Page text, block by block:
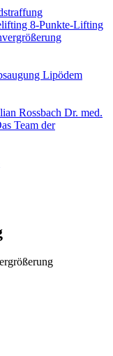
8-Punkte-Lifting
Lipödem
Rossbach Dr. med.
Team der